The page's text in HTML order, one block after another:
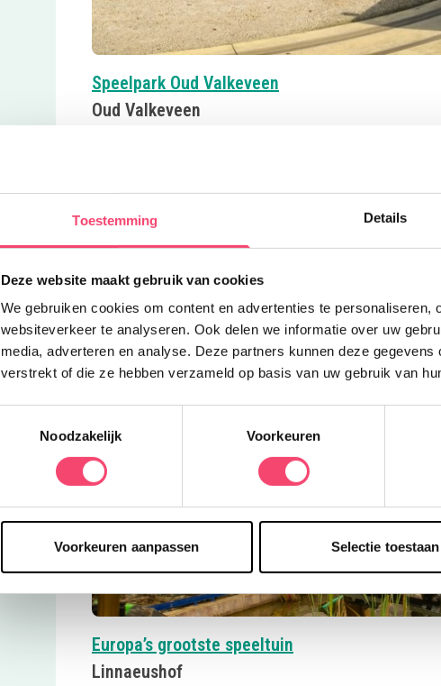
Toestemming Details
Deze website maakt gebruik van cookies
We gebruiken cookies om content en advertenties te
websiteverkeer te analyseren. Ook delen we informatie over uw
media, adverteren en analyse. Deze partners kunnen deze
verstrekt of die ze hebben verzameld op basis van uw gebruik van
Noodzakelijk
Voorkeuren
Voorkeuren aanpassen Selectie toestaan
Speelpark Oud Valkeveen
Oud Valkeveen
>>>Deze link opent in een nieuwe tab
Europa’s grootste speeltuin
Linnaeushof